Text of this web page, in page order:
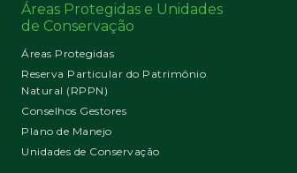
Áreas Protegidas e Unidades
de Conservação
Áreas Protegidas
Reserva Particular do Patrimônio
Natural (RPPN)
Conselhos Gestores
Plano de Manejo
Unidades de Conservação